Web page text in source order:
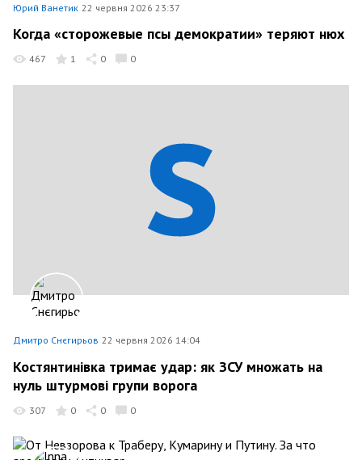
Юрий Ванетик 22 червня 2026 23:37
Когда «сторожевые псы демократии» теряют нюх
467 1 0 0
Дмитро Снєгирьов 22 червня 2026 14:04
Костянтинівка тримає удар: як ЗСУ множать на
нуль штурмові групи ворога
307 0 0 0